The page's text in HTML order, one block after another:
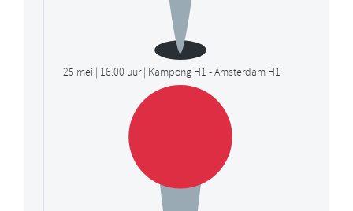
25 mei | 16.00 uur | Kampong H1 - Amsterdam H1